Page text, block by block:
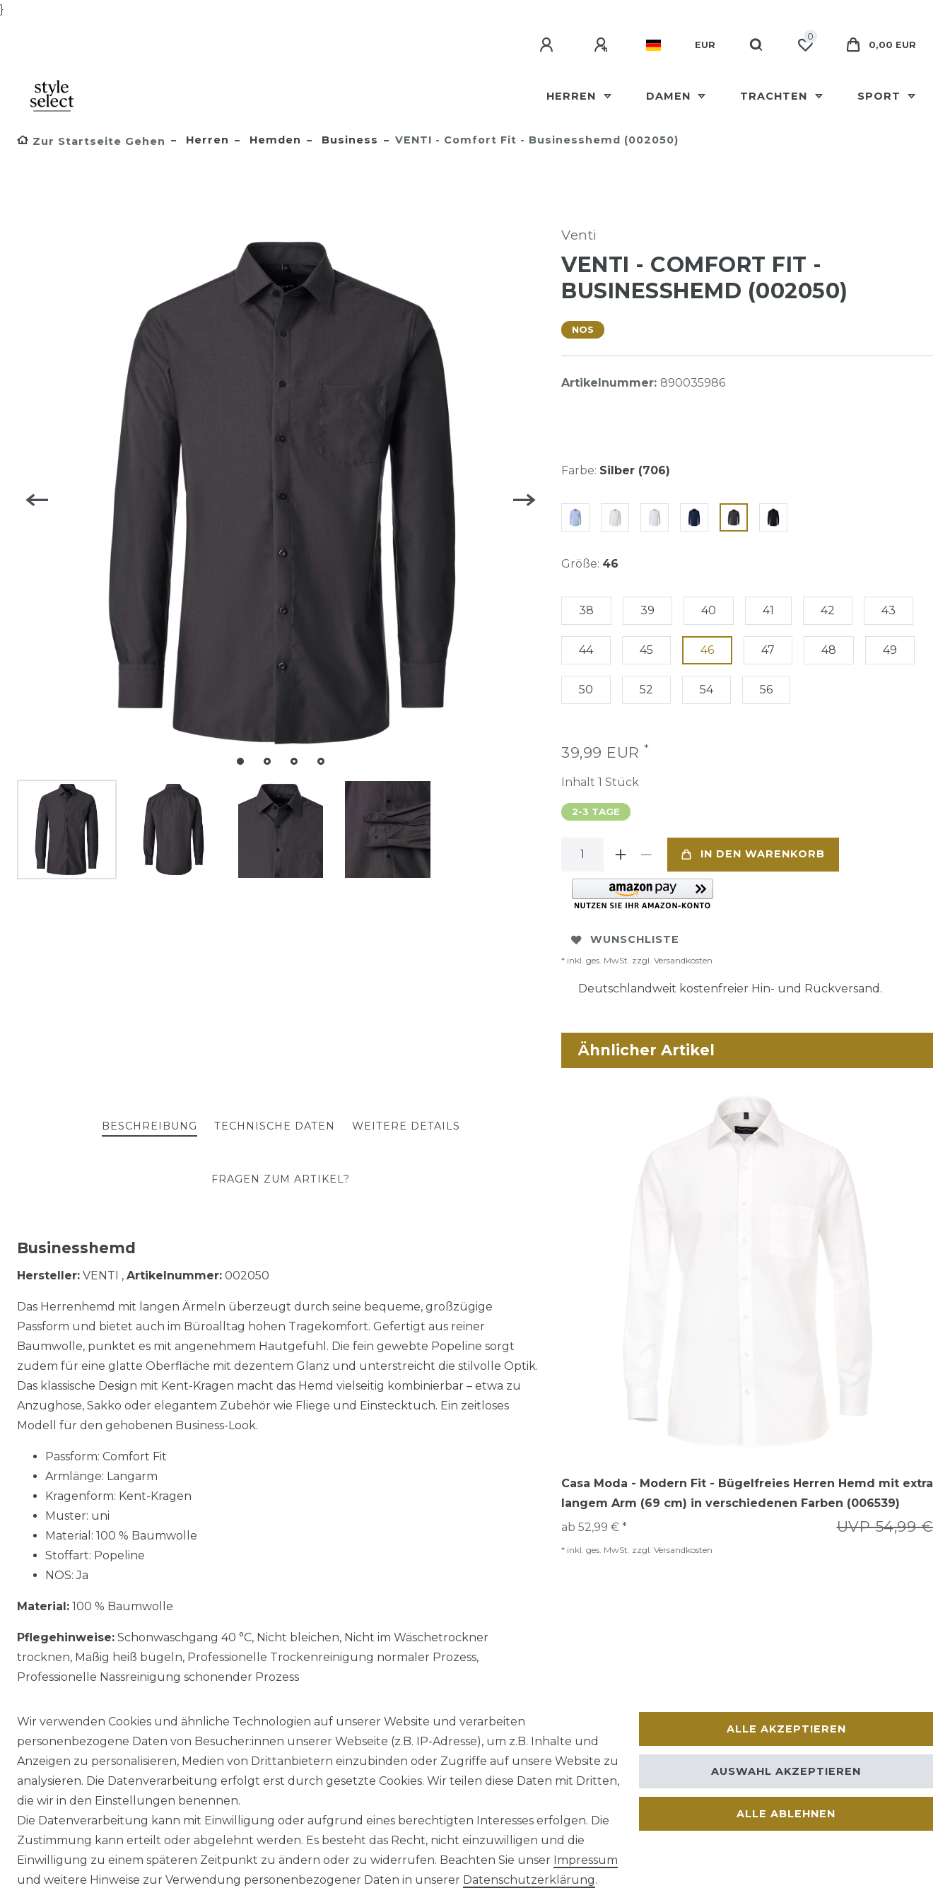
}
EUR
0
0,00 EUR
HERREN DAMEN TRACHTEN SPORT
Zur Startseite Gehen Herren Hemden Business VENTI - Comfort Fit - Businesshemd (002050)
Venti
VENTI - COMFORT FIT -
BUSINESSHEMD (002050)
NOS
Artikelnummer: 890035986
Farbe: Silber (706)
Größe: 46
38 39 40 41 42 43
44 45 46 47 48 49
50 52 54 56
39,99 EUR *
Inhalt 1 Stück
2-3 TAGE
IN DEN WARENKORB
WUNSCHLISTE
* inkl. ges. MwSt. zzgl. Versandkosten
Deutschlandweit kostenfreier Hin- und Rückversand.
BESCHREIBUNG TECHNISCHE DATEN WEITERE DETAILS
FRAGEN ZUM ARTIKEL?
Businesshemd
Hersteller: VENTI , Artikelnummer: 002050
Das Herrenhemd mit langen Ärmeln überzeugt durch seine bequeme, großzügige
Passform und bietet auch im Büroalltag hohen Tragekomfort. Gefertigt aus reiner
Baumwolle, punktet es mit angenehmem Hautgefühl. Die fein gewebte Popeline sorgt
zudem für eine glatte Oberfläche mit dezentem Glanz und unterstreicht die stilvolle Optik.
Das klassische Design mit Kent-Kragen macht das Hemd vielseitig kombinierbar – etwa zu
Anzughose, Sakko oder elegantem Zubehör wie Fliege und Einstecktuch. Ein zeitloses
Modell für den gehobenen Business-Look.
Passform: Comfort Fit
Armlänge: Langarm
Kragenform: Kent-Kragen
Muster: uni
Material: 100 % Baumwolle
Stoffart: Popeline
NOS: Ja
Material: 100 % Baumwolle
Pflegehinweise: Schonwaschgang 40 °C, Nicht bleichen, Nicht im Wäschetrockner
trocknen, Mäßig heiß bügeln, Professionelle Trockenreinigung normaler Prozess,
Professionelle Nassreinigung schonender Prozess
Ähnlicher Artikel
Casa Moda - Modern Fit - Bügelfreies Herren Hemd mit extra
langem Arm (69 cm) in verschiedenen Farben (006539)
UVP 54,99 €
ab 52,99 € *
* inkl. ges. MwSt. zzgl. Versandkosten
Impressum Daten­schutz­erklärung AGB Barrierefreiheitserklärung Widerrufs­recht
Wir verwenden Cookies und ähnliche Technologien auf unserer Website und verarbeiten
personenbezogene Daten von Besucher:innen unserer Webseite (z.B. IP-Adresse), um z.B. Inhalte und
Anzeigen zu personalisieren, Medien von Drittanbietern einzubinden oder Zugriffe auf unsere Website zu
analysieren. Die Datenverarbeitung erfolgt erst durch gesetzte Cookies. Wir teilen diese Daten mit Dritten,
die wir in den Einstellungen benennen.
Die Datenverarbeitung kann mit Einwilligung oder aufgrund eines berechtigten Interesses erfolgen. Die
Zustimmung kann erteilt oder abgelehnt werden. Es besteht das Recht, nicht einzuwilligen und die
Einwilligung zu einem späteren Zeitpunkt zu ändern oder zu widerrufen. Beachten Sie unser Impressum
und weitere Hinweise zur Verwendung personenbezogener Daten in unserer Daten­schutz­erklärung.
ALLE AKZEPTIEREN
ALLE ABLEHNEN
AUSWAHL AKZEPTIEREN